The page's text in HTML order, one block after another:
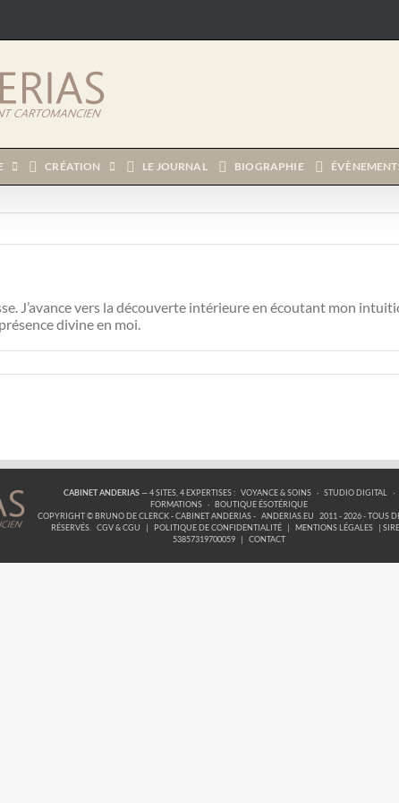
CRÉATION LE JOURNAL BIOGRAPHIE
J’avance vers la découverte intérieure en écoutant mon
divine en moi.
CABINET ANDERIAS— 4 SITES, 4 EXPERTISES : VOYANCE & SOINS · STUDIO DIGITAL
·
FORMATIONS · BOUTIQUE ÉSOTÉRIQUE
COPYRIGHT © BRUNO DE CLERCK - CABINET ANDERIAS - ANDERIAS.EU
2011 - 2026 - TOUS
RÉSERVÉS.
CGV & CGU | POLITIQUE DE CONFIDENTIALITÉ | MENTIONS LÉGALES
|
53857319700059
| CONTACT